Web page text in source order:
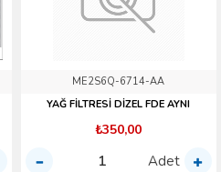
ME2S6Q-6714-AA
YAĞ FİLTRESİ DİZEL FDE AYNI
₺350,00
Adet